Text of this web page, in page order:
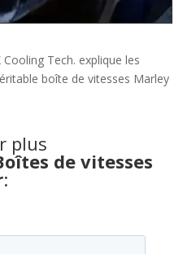
Tech. explique les
boîte de vitesses Marley
plus
de vitesses
: